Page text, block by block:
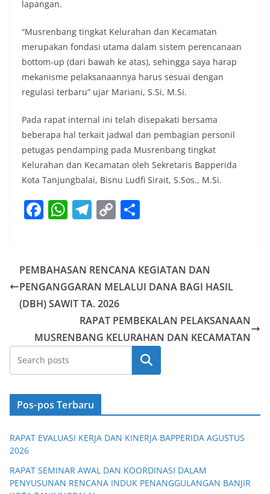
lapangan.
“Musrenbang tingkat Kelurahan dan Kecamatan
merupakan fondasi utama dalam sistem perencanaan
bottom-up (dari bawah ke atas), sehingga saya harap
mekanisme pelaksanaannya harus sesuai dengan
regulasi terbaru” ujar Mariani, S.Si, M.Si.
Pada rapat internal ini telah disepakati bersama
beberapa hal terkait jadwal dan pembagian personil
petugas pendamping pada Musrenbang tingkat
Kelurahan dan Kecamatan oleh Sekretaris Bapperida
Kota Tanjungbalai, Bisnu Ludfi Sirait, S.Sos., M.Si.
F
e
b
o
k
W
s
A
p
T
gr
a
m
C
y
Li
n
k
e
PEMBAHASAN RENCANA KEGIATAN DAN
PENGANGGARAN MELALUI DANA BAGI HASIL
(DBH) SAWIT TA. 2026
RAPAT PEMBEKALAN PELAKSANAAN
MUSRENBANG KELURAHAN DAN KECAMATAN
Cari
Pos-pos Terbaru
RAPAT EVALUASI KERJA DAN KINERJA BAPPERIDA AGUSTUS
2026
RAPAT SEMINAR AWAL DAN KOORDINASI DALAM
PENYUSUNAN RENCANA INDUK PENANGGULANGAN BANJIR